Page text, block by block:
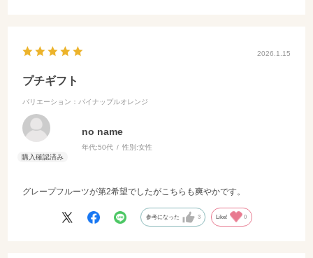
2026.1.15
プチギフト
バリエーション：パイナップルオレンジ
no name
年代:50代 性別:女性
グレープフルーツが第2希望でしたがこちらも爽やかです。
参考になった 3 Like! 0